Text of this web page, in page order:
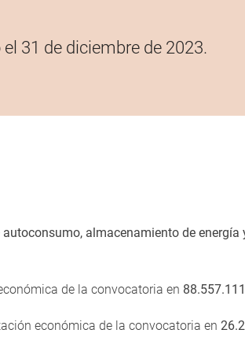
31 de diciembre de 2023.
autoconsumo, almacenamiento de
de la convocatoria en
económica de la convocatoria en